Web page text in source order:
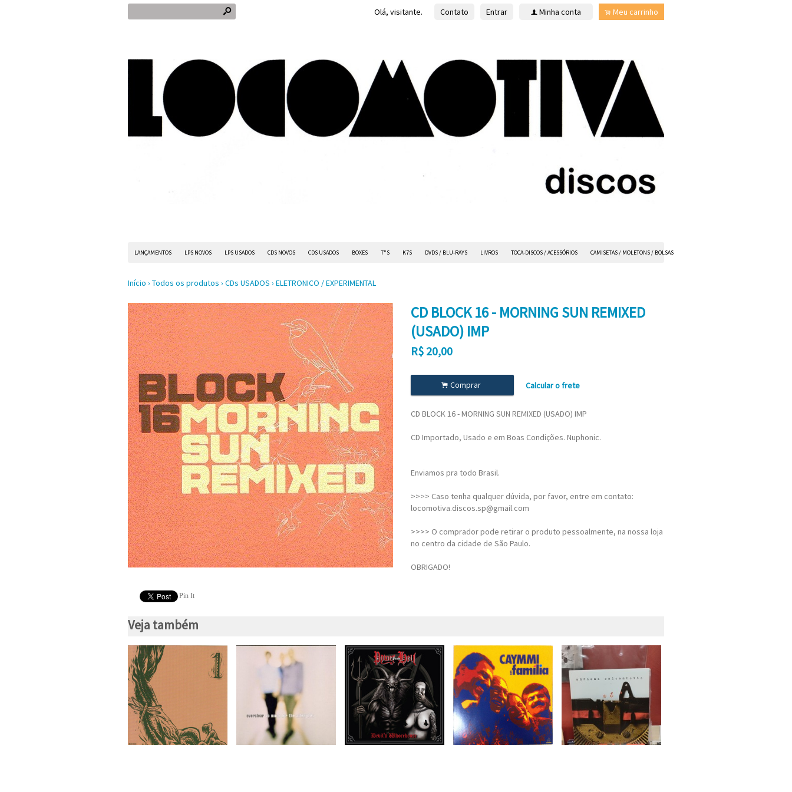
s Olá, visitante. Contato Entrar f Minha conta . Meu carrinho
LANÇAMENTOS LPS NOVOS LPS USADOS CDS NOVOS CDS USADOS BOXES 7"S K7S DVDS / BLU-RAYS LIVROS TOCA-DISCOS / ACESSÓRIOS CAMISETAS / MOLETONS / BOLSAS
Início › Todos os produtos › CDs USADOS › ELETRONICO / EXPERIMENTAL
Pin It
CD BLOCK 16 - MORNING SUN REMIXED
(USADO) IMP
R$ 20,00
. Comprar Calcular o frete
CD BLOCK 16 - MORNING SUN REMIXED (USADO) IMP
CD Importado, Usado e em Boas Condições. Nuphonic.
Enviamos pra todo Brasil.
>>>> Caso tenha qualquer dúvida, por favor, entre em contato:
locomotiva.discos.sp@gmail.com
>>>> O comprador pode retirar o produto pessoalmente, na nossa loja
no centro da cidade de São Paulo.
OBRIGADO!
Veja também